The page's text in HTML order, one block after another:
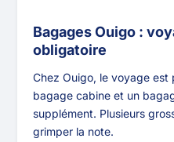
Bagages Ouigo :
obligatoire
Chez Ouigo, le voyage est
bagage cabine et un
supplément. Plusieurs
grimper la note.